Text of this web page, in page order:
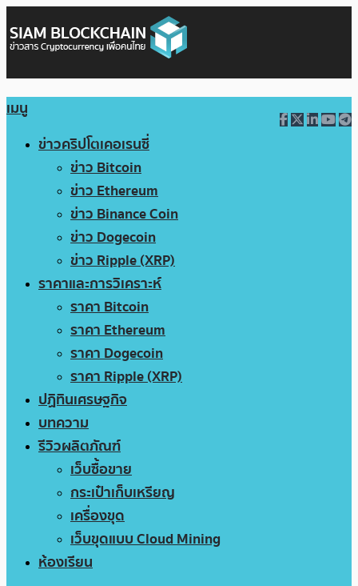
เมนู
ข่าวคริปโตเคอเรนซี่
ข่าว Bitcoin
ข่าว Ethereum
ข่าว Binance Coin
ข่าว Dogecoin
ข่าว Ripple (XRP)
ราคาและการวิเคราะห์
ราคา Bitcoin
ราคา Ethereum
ราคา Dogecoin
ราคา Ripple (XRP)
ปฏิทินเศรษฐกิจ
บทความ
รีวิวผลิตภัณฑ์
เว็บซื้อขาย
กระเป๋าเก็บเหรียญ
เครื่องขุด
เว็บขุดแบบ Cloud Mining
ห้องเรียน